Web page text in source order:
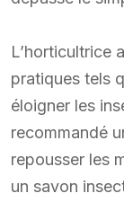
L’horticultrice
pratiques tels
éloigner les
recommandé
repousser les
un savon